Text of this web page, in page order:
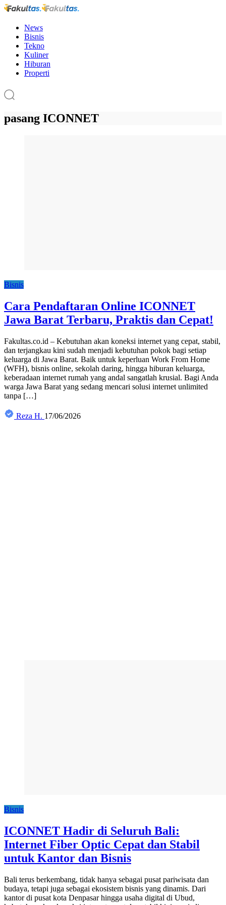
News
Bisnis
Tekno
Kuliner
Hiburan
Properti
pasang ICONNET
Bisnis
Cara Pendaftaran Online ICONNET
Jawa Barat Terbaru, Praktis dan Cepat!
Fakultas.co.id – Kebutuhan akan koneksi internet yang cepat, stabil,
dan terjangkau kini sudah menjadi kebutuhan pokok bagi setiap
keluarga di Jawa Barat. Baik untuk keperluan Work From Home
(WFH), bisnis online, sekolah daring, hingga hiburan keluarga,
keberadaan internet rumah yang andal sangatlah krusial. Bagi Anda
warga Jawa Barat yang sedang mencari solusi internet unlimited
tanpa […]
Reza H. 17/06/2026
Bisnis
ICONNET Hadir di Seluruh Bali:
Internet Fiber Optic Cepat dan Stabil
untuk Kantor dan Bisnis
Bali terus berkembang, tidak hanya sebagai pusat pariwisata dan
budaya, tetapi juga sebagai ekosistem bisnis yang dinamis. Dari
kantor di pusat kota Denpasar hingga usaha digital di Ubud,